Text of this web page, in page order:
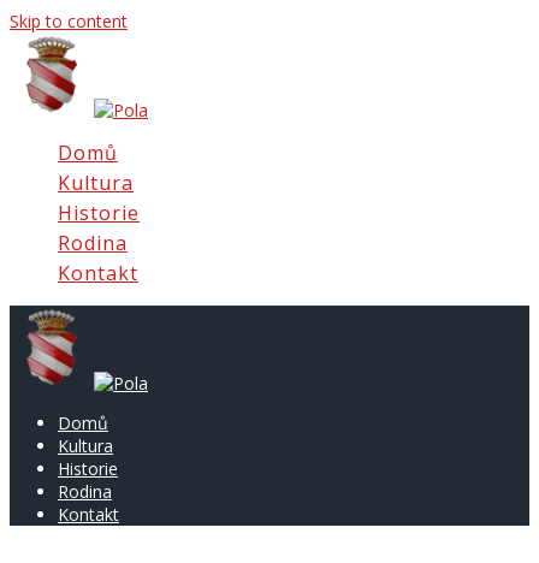
Skip to content
Domů
Kultura
Historie
Rodina
Kontakt
Domů
Kultura
Historie
Rodina
Kontakt